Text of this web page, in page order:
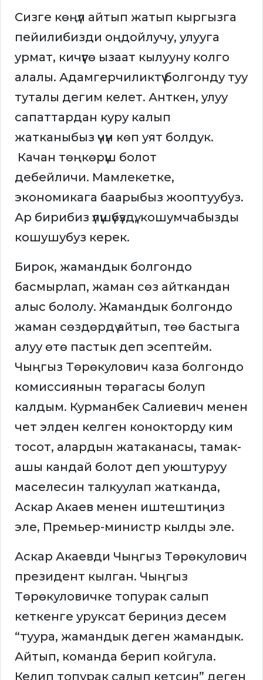
Сизге көңүл айтып жатып кыргызга
пейилибизди оңдойлучу, улууга
урмат, кичүүгө ызаат кылууну колго
алалы. Адамгерчиликтүү болгонду туу
туталы дегим келет. Анткен, улуу
сапаттардан куру калып
жатканыбыз үчүн көп уят болдук.
Качан төңкөрүш болот
дебейличи. Мамлекетке,
экономикага баарыбыз жооптуубуз.
Ар бирибиз үлүшүбүздү, кошумчабызды
кошушубуз керек.
Бирок, жамандык болгондо
басмырлап, жаман сөз айткандан
алыс бололу. Жамандык болгондо
жаман сөздөрдү айтып, төө бастыга
алуу өтө пастык деп эсептейм.
Чыңгыз Төрөкулович каза болгондо
комиссиянын төрагасы болуп
калдым. Курманбек Салиевич менен
чет элден келген конокторду ким
тосот, алардын жатаканасы, тамак-
ашы кандай болот деп уюштуруу
маселесин талкуулап жатканда,
Аскар Акаев менен иштештиңиз
эле, Премьер-министр кылды эле.
Аскар Акаевди Чыңгыз Төрөкулович
президент кылган. Чыңгыз
Төрөкуловичке топурак салып
кеткенге уруксат бериңиз десем
“туура, жамандык деген жамандык.
Айтып, команда берип койгула.
Келип топурак салып кетсин” деген